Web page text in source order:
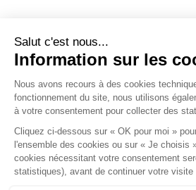
Écosystème
Carrières
Honoraires
Contacts
Mentions légales
Plan du site